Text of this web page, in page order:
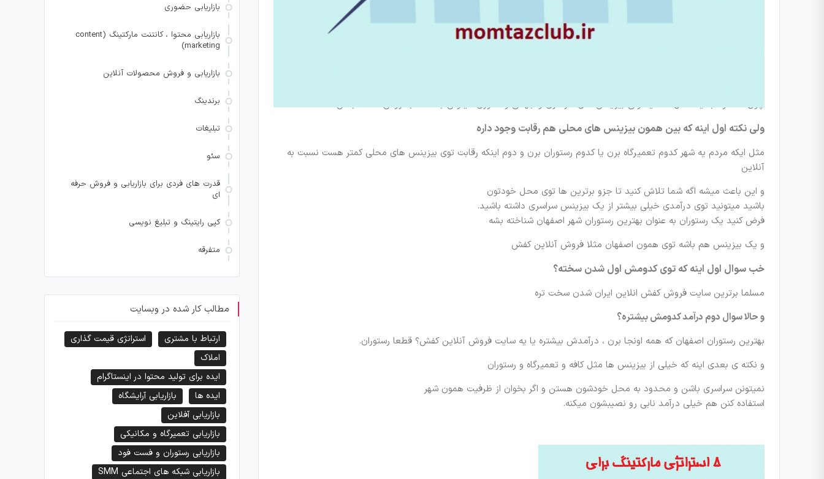
و اما متن ویدیو بالا:
چون محدود به یه محل هستید ولی بیزینس های سراسری و جهانی و کشوری میتونن به همه جا روش داشته باشن.
ولی نکته اول اینه که بین همون بیزینس های محلی هم رقابت وجود داره
مثل ایکه مردم یه شهر کدوم تعمیرگاه برن یا کدوم رستوران برن و دوم اینکه رقابت توی بیزینس های محلی کمتر هست نسبت به
آنلاین
و این باعث میشه اگه شما تلاش کنید تا جزو برترین ها توی محل خودتون
باشید میتونید توی درآمدی خیلی بیشتر از یک بیزینس سراسری داشته باشید.
فرض کنید یک رستوران به عنوان بهترین رستوران شهر اصفهان شناخته بشه
و یک بیزینس هم باشه توی همون اصفهان مثلا فروش آنلاین کفش
خب سوال اول اینه که توی کدومش اول شدن سخته؟
مسلما برترین سایت فروش کفش انلاین ایران شدن سخت تره
و حالا سوال دوم درآمد کدومش بیشتره؟
بهترین رستوران اصفهان که همه اونجا برن ، درآمدش بیشتره یا یه سایت فروش آنلاین کفش؟ قطعا رستوران.
و نکته ی بعدی اینه که خیلی از بیزینس ها مثل کافه و تعمیرگاه و رستوران
نمیتونن سراسری باشن و محدود به محل خودشون هستن و اگر بخوان از ظرفیت همون شهر
استفاده کنن هم خیلی درآمد نابی رو نصیبشون میکنه.
بازاریابی حضوری
بازاریابی محتوا ، کانتنت مارکتینگ (content
marketing)
بازاریابی و فروش محصولات آنلاین
برندینگ
تبلیغات
سئو
قدرت های فردی برای بازاریابی و فروش حرفه
ای
کپی رایتینگ و تبلیغ نویسی
متفرقه
مطالب کار شده در وبسایت
ارتباط با مشتری
استراتژی قیمت گذاری
املاک
ایده برای تولید محتوا در اینستاگرام
ایده ها
بازاریابی آرایشگاه
بازاریابی آفلاین
بازاریابی تعمیرگاه و مکانیکی
بازاریابی رستوران و فست فود
بازاریابی شبکه های اجتماعی SMM